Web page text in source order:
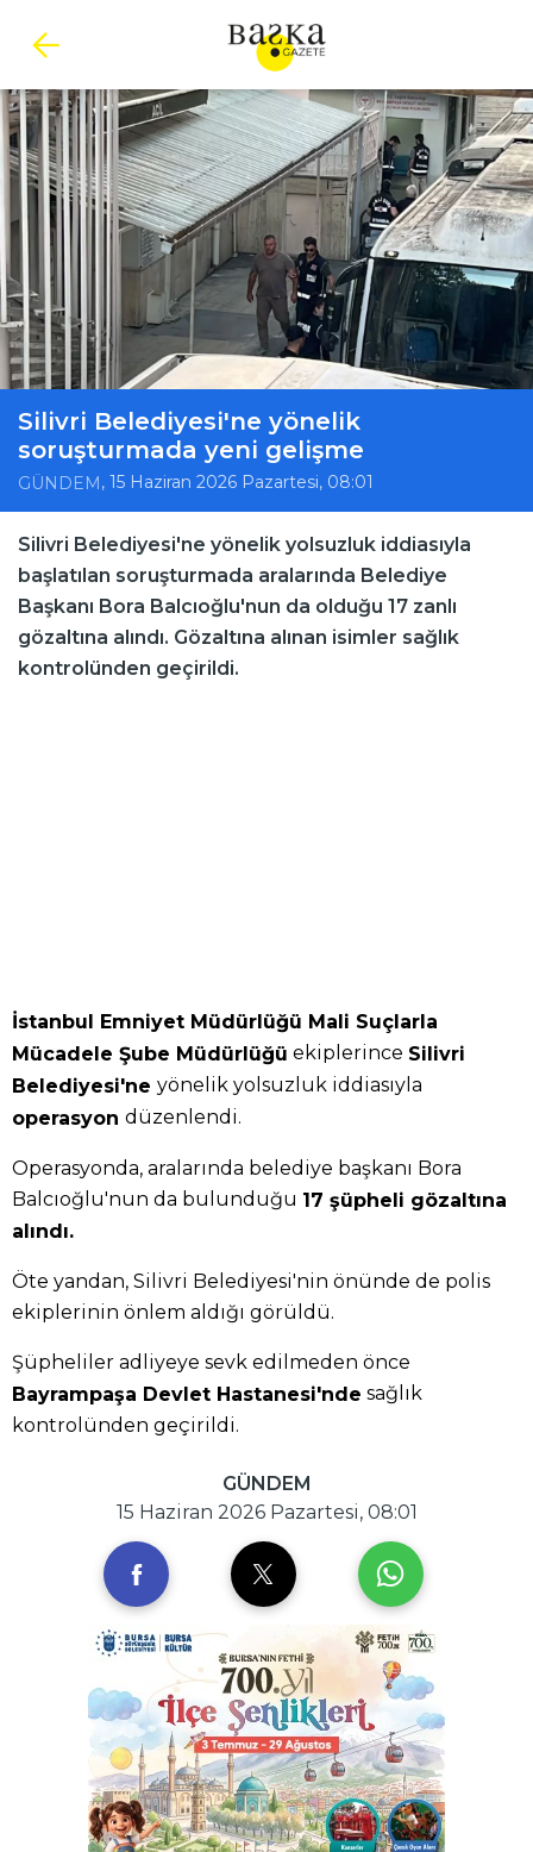
Silivri Belediyesi'ne yönelik
soruşturmada yeni gelişme
GÜNDEM , 15 Haziran 2026 Pazartesi, 08:01
Silivri Belediyesi'ne yönelik yolsuzluk iddiasıyla
başlatılan soruşturmada aralarında Belediye
Başkanı Bora Balcıoğlu'nun da olduğu 17 zanlı
gözaltına alındı. Gözaltına alınan isimler sağlık
kontrolünden geçirildi.
İstanbul Emniyet Müdürlüğü Mali Suçlarla
Mücadele Şube Müdürlüğü ekiplerince Silivri
Belediyesi'ne yönelik yolsuzluk iddiasıyla
operasyon düzenlendi.
Operasyonda, aralarında belediye başkanı Bora
Balcıoğlu'nun da bulunduğu 17 şüpheli gözaltına
alındı.
Öte yandan, Silivri Belediyesi'nin önünde de polis
ekiplerinin önlem aldığı görüldü.
Şüpheliler adliyeye sevk edilmeden önce
Bayrampaşa Devlet Hastanesi'nde sağlık
kontrolünden geçirildi.
GÜNDEM
15 Haziran 2026 Pazartesi, 08:01